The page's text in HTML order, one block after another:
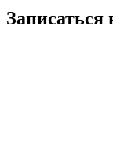
Записаться